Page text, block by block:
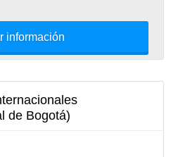
información
de Bogotá)